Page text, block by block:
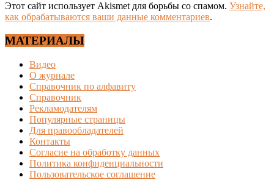
Этот сайт использует Akismet для борьбы со спамом. Узнайте,
как обрабатываются ваши данные комментариев.
МАТЕРИАЛЫ
Видео
О журнале
Справочник по алфавиту
Справочник
Рекламодателям
Популярные страницы
Для правообладателей
Контакты
Согласие на обработку данных
Политика конфиденциальности
Пользовательское соглашение